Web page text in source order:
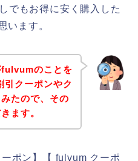
でもお得に安く購入した
います。
fulvumのことを
クーポンやク
たので、その
ます。
ポン】【 fulvum クーポ